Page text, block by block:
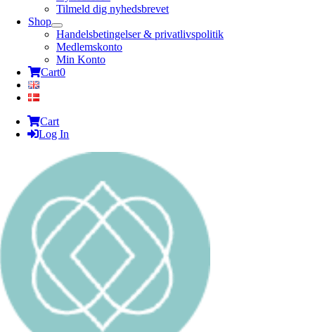
Tilmeld dig nyhedsbrevet
Shop
Handelsbetingelser & privatlivspolitik
Medlemskonto
Min Konto
Cart0
Cart
Log In